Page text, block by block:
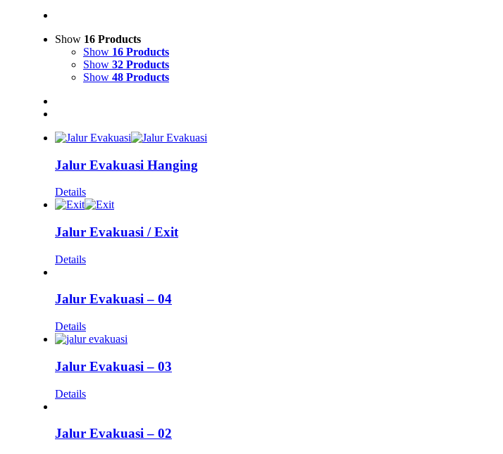
Show 16 Products
Show 16 Products
Show 32 Products
Show 48 Products
Jalur Evakuasi Hanging
Details
Jalur Evakuasi / Exit
Details
Jalur Evakuasi – 04
Details
Jalur Evakuasi – 03
Details
Jalur Evakuasi – 02